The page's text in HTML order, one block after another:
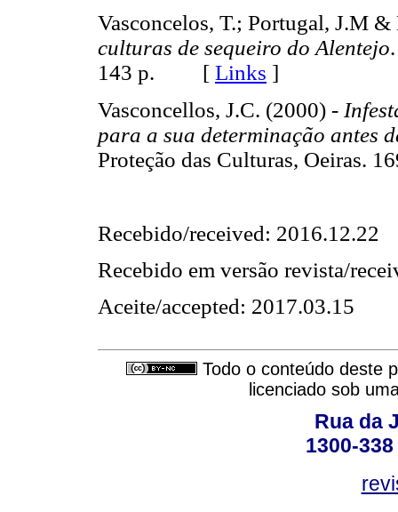
Vasconcelos, T.; Portugal, J.M
culturas de sequeiro do Alentejo
143 p. [ Links ]
Vasconcellos, J.C. (2000) -
para a sua determinação antes
Proteção das Culturas,
Recebido/received: 2016.12.22
Recebido em versão revista/
Aceite/accepted: 2017.03.15
Todo o conteúdo deste
licenciado sob
Rua da
1300-